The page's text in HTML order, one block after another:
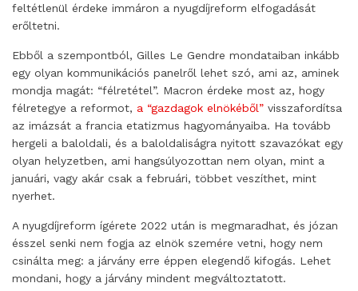
feltétlenül érdeke immáron a nyugdíjreform elfogadását
erőltetni.
Ebből a szempontból, Gilles Le Gendre mondataiban inkább
egy olyan kommunikációs panelről lehet szó, ami az, aminek
mondja magát: “félretétel”. Macron érdeke most az, hogy
félretegye a reformot, a “gazdagok elnökéből” visszafordítsa
az imázsát a francia etatizmus hagyományaiba. Ha tovább
hergeli a baloldali, és a baloldaliságra nyitott szavazókat egy
olyan helyzetben, ami hangsúlyozottan nem olyan, mint a
januári, vagy akár csak a februári, többet veszíthet, mint
nyerhet.
A nyugdíjreform ígérete 2022 után is megmaradhat, és józan
ésszel senki nem fogja az elnök szemére vetni, hogy nem
csinálta meg: a járvány erre éppen elegendő kifogás. Lehet
mondani, hogy a járvány mindent megváltoztatott.